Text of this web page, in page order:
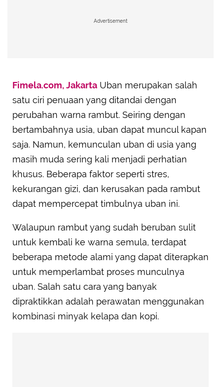
Advertisement
Fimela.com, Jakarta Uban merupakan salah
satu ciri penuaan yang ditandai dengan
perubahan warna rambut. Seiring dengan
bertambahnya usia, uban dapat muncul kapan
saja. Namun, kemunculan uban di usia yang
masih muda sering kali menjadi perhatian
khusus. Beberapa faktor seperti stres,
kekurangan gizi, dan kerusakan pada rambut
dapat mempercepat timbulnya uban ini.
Walaupun rambut yang sudah beruban sulit
untuk kembali ke warna semula, terdapat
beberapa metode alami yang dapat diterapkan
untuk memperlambat proses munculnya
uban. Salah satu cara yang banyak
dipraktikkan adalah perawatan menggunakan
kombinasi minyak kelapa dan kopi.